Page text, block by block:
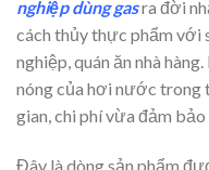
nghiệp dùng gasra đời
cách thủy thực phẩm với
nghiệp, quán ăn nhà
nóng của hơi nước trong
gian, chi phí vừa đảm
Đây là dòng sản phẩm